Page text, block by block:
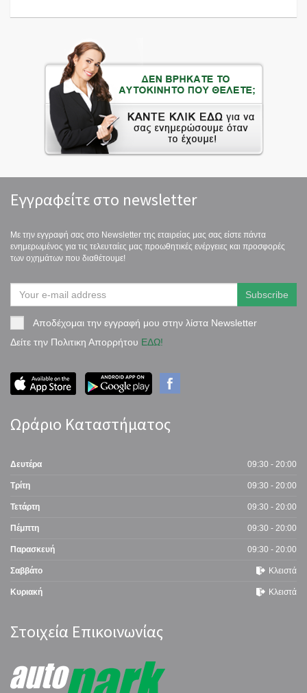
Εγγραφείτε στο newsletter
Με την εγγραφή σας στο Newsletter της εταιρείας μας σας είστε πάντα
ενημερωμένος για τις τελευταίες μας προωθητικές ενέργειες και προσφορές
των οχημάτων που διαθέτουμε!
Αποδέχομαι την εγγραφή μου στην λίστα Newsletter
Δείτε την Πολιτικη Απορρήτου ΕΔΩ!
Ωράριο Καταστήματος
Δευτέρα 09:30 - 20:00
Τρίτη 09:30 - 20:00
Τετάρτη 09:30 - 20:00
Πέμπτη 09:30 - 20:00
Παρασκευή 09:30 - 20:00
Σαββάτο Κλειστά
Κυριακή Κλειστά
Στοιχεία Επικοινωνίας